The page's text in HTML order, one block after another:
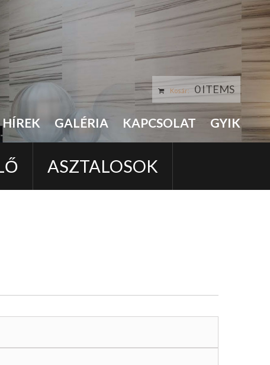
HÍREK GALÉRIA KAPCSOLAT GYIK
Kosár: 0 ITEMS
ASZTALOSOK